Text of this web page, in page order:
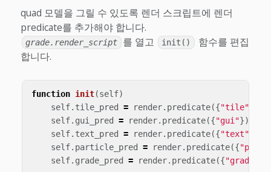
quad 모델을 그릴 수 있도록 렌더 스크립트에 렌더
predicate를 추가해야 합니다.
grade.render_script 를 열고 init()
함수를 편집
합니다.
function init(self)
self. tile_pred = render. predicate({"tile"
self. gui_pred = render. predicate({"gui"})
self. text_pred = render. predicate({"text"
self. particle_pred = render. predicate({
self. grade_pred = render. predicate({"grade"